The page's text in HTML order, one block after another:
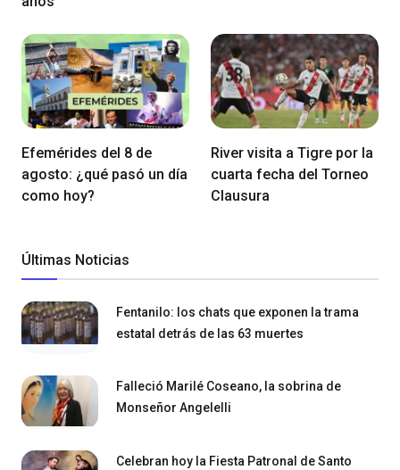
Efemérides del 8 de
agosto: ¿qué pasó un día
como hoy?
River visita a Tigre por la
cuarta fecha del Torneo
Clausura
Últimas Noticias
Fentanilo: los chats que exponen la trama
estatal detrás de las 63 muertes
Falleció Marilé Coseano, la sobrina de
Monseñor Angelelli
Celebran hoy la Fiesta Patronal de Santo